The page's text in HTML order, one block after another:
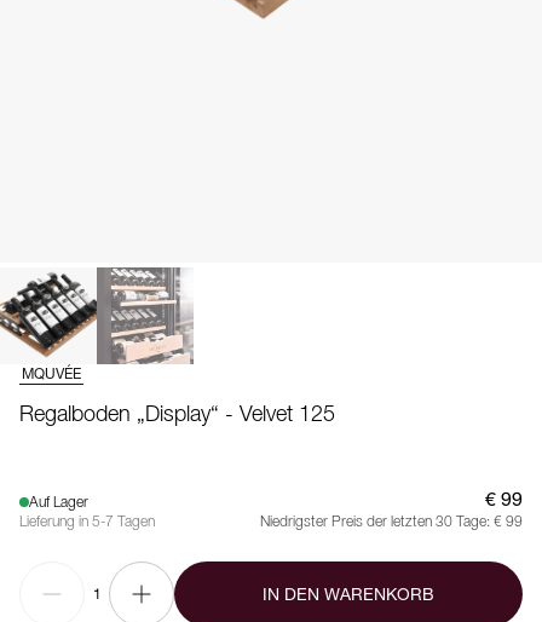
MQUVÉE
Regalboden „Display“ - Velvet 125
Auf Lager
Lieferung in 5-7 Tagen
€ 99
Niedrigster Preis der letzten 30 Tage: € 99
1 IN DEN WARENKORB